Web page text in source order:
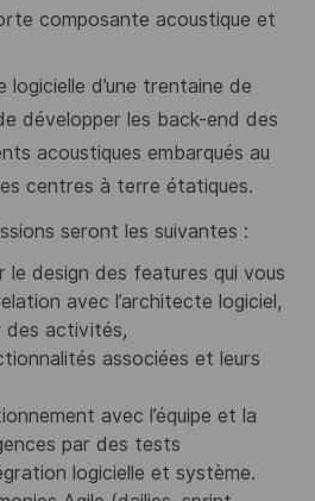
composante acoustique et
logicielle d’une trentaine de
développer les back-end des
acoustiques embarqués au
centres à terre étatiques.
seront les suivantes :
le design des features qui vous
avec l’architecte logiciel,
des activités,
associées et leurs
avec l’équipe et la
par des tests
logicielle et système.